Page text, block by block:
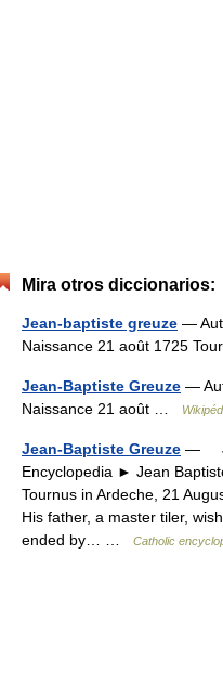
Mira otros diccionarios:
Jean-baptiste greuze —
Naissance 21 août 1725
Jean-Baptiste Greuze —
Naissance 21 août …
Jean-Baptiste Greuze —
Encyclopedia ► Jean
Tournus in Ardeche, 21
His father, a master tiler,
ended by… …
Catholic